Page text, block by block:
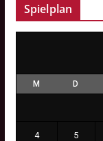
Spielplan
M D
4 5